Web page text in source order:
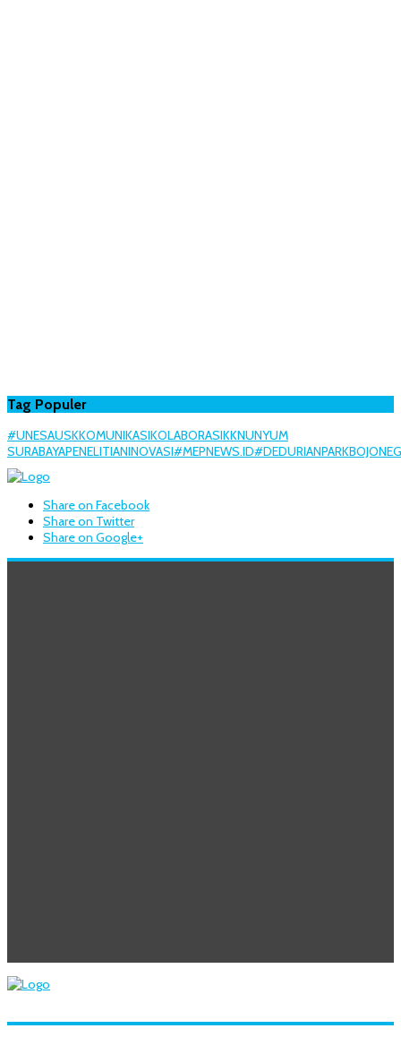
Tag Populer
#UNESAUSKKOMUNIKASIKOLABORASIKKNUNYUM
SURABAYAPENELITIANINOVASI#MEPNEWS.ID#DEDURIANPARK
Share on Facebook
Share on Twitter
Share on Google+